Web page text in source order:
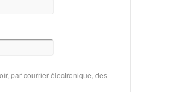
par courrier électronique, des